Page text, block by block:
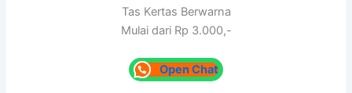
Tas Kertas Berwarna
Mulai dari Rp 3.000,-
Open Chat